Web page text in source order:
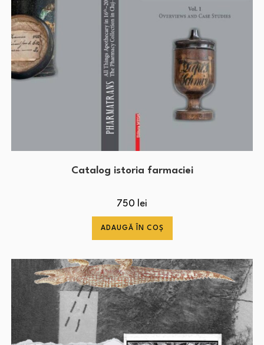
Catalog istoria farmaciei
750 lei
ADAUGĂ ÎN COȘ